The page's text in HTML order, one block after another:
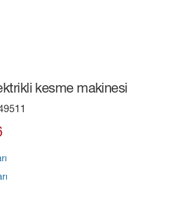
kesme makinesi